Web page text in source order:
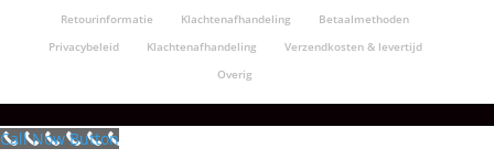
Retourinformatie
Klachtenafhandeling
Betaalmethoden
Privacybeleid
Klachtenafhandeling
Verzendkosten & levertijd
Overig
Call Now Button